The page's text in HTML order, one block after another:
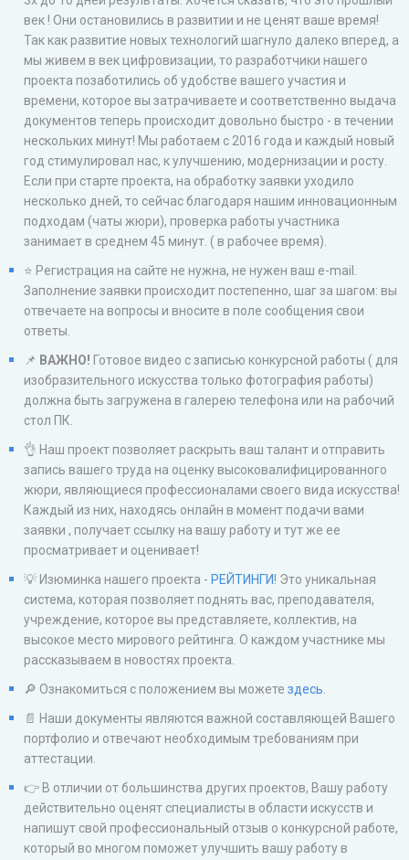
век ! Они остановились в развитии и не ценят ваше время!
Так как развитие новых технологий шагнуло далеко вперед, а
мы живем в век цифровизации, то разработчики нашего
проекта позаботились об удобстве вашего участия и
времени, которое вы затрачиваете и соответственно выдача
документов теперь происходит довольно быстро - в течении
нескольких минут! Мы работаем с 2016 года и каждый новый
год стимулировал нас, к улучшению, модернизации и росту.
Если при старте проекта, на обработку заявки уходило
несколько дней, то сейчас благодаря нашим инновационным
подходам (чаты жюри), проверка работы участника
занимает в среднем 45 минут. ( в рабочее время).
⭐ Регистрация на сайте не нужна, не нужен ваш e-mail.
Заполнение заявки происходит постепенно, шаг за шагом: вы
отвечаете на вопросы и вносите в поле сообщения свои
ответы.
📌 ВАЖНО! Готовое видео с записью конкурсной работы ( для
изобразительного искусства только фотография работы)
должна быть загружена в галерею телефона или на рабочий
стол ПК.
👌 Наш проект позволяет раскрыть ваш талант и отправить
запись вашего труда на оценку высоковалифицированного
жюри, являющиеся профессионалами своего вида искусства!
Каждый из них, находясь онлайн в момент подачи вами
заявки , получает ссылку на вашу работу и тут же ее
просматривает и оценивает!
💡 Изюминка нашего проекта - РЕЙТИНГИ! Это уникальная
система, которая позволяет поднять вас, преподавателя,
учреждение, которое вы представляете, коллектив, на
высокое место мирового рейтинга. О каждом участнике мы
рассказываем в новостях проекта.
🔎 Ознакомиться с положением вы можете здесь
📄 Наши документы являются важной составляющей Вашего
портфолио и отвечают необходимым требованиям при
аттестации.
👉 В отличии от большинства других проектов, Вашу работу
действительно оценят специалисты в области искусств и
напишут свой профессиональный отзыв о конкурсной работе,
который во многом поможет улучшить вашу работу в